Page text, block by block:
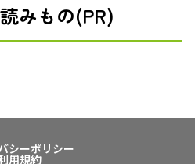
みもの(PR)
シーポリシー
用規約